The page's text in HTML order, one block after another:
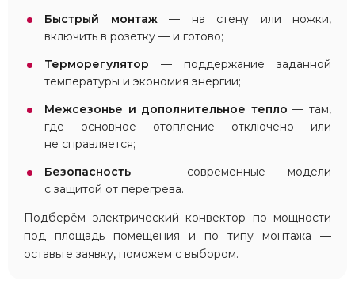
Быстрый монтаж— на стену или ножки,
включить в розетку — и готово;
Терморегулятор — поддержание заданной
температуры и экономия энергии;
Межсезонье и дополнительное тепло — там,
где основное отопление отключено или
не справляется;
Безопасность — современные модели
с защитой от перегрева.
Подберём электрический конвектор по мощности
под площадь помещения и по типу монтажа —
оставьте заявку, поможем с выбором.